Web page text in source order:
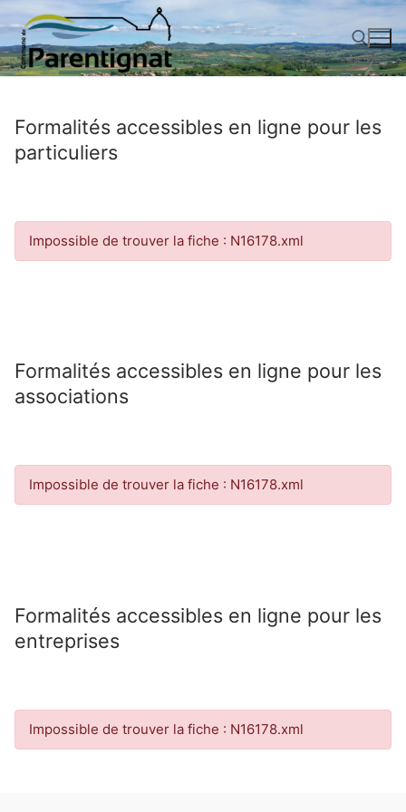
Aller
contenu
Formalités accessibles en ligne pour les
particuliers
Impossible de trouver la fiche : N16178.xml
Formalités accessibles en ligne pour les
associations
Impossible de trouver la fiche : N16178.xml
Formalités accessibles en ligne pour les
entreprises
Impossible de trouver la fiche : N16178.xml